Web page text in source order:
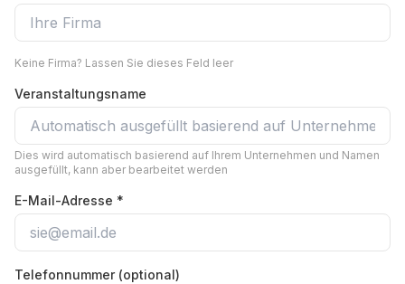
Keine Firma? Lassen Sie dieses Feld leer
Veranstaltungsname
Dies wird automatisch basierend auf Ihrem Unternehmen und Namen
ausgefüllt, kann aber bearbeitet werden
E-Mail-Adresse *
Telefonnummer (optional)